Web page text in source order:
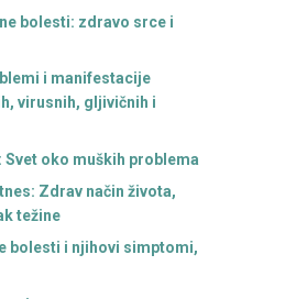
bolesti: zdravo srce i
i manifestacije
virusnih, gljivičnih i
Svet oko muških problema
Zdrav način života,
težine
bolesti i njihovi simptomi,